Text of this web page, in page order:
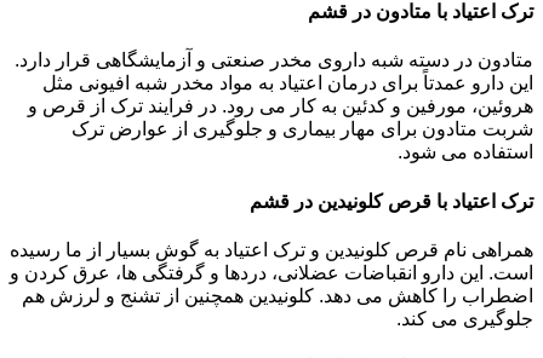
ترک اعتیاد با متادون در قشم
متادون در دسته شبه داروی مخدر صنعتی و آزمایشگاهی قرار دارد.
این دارو عمدتاً برای درمان اعتیاد به مواد مخدر شبه افیونی مثل
هروئین، مورفین و کدئین به کار می رود. در فرایند ترک از قرص و
شربت متادون برای مهار بیماری و جلوگیری از عوارض ترک
استفاده می شود.
ترک اعتیاد با قرص کلونیدین در قشم
همراهی نام قرص کلونیدین و ترک اعتیاد به گوش بسیار از ما رسیده
است. این دارو انقباضات عضلانی، دردها و گرفتگی ها، عرق کردن و
اضطراب را کاهش می دهد. کلونیدین همچنین از تشنج و لرزش هم
جلوگیری می کند.